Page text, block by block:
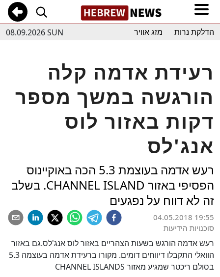
08.09.2026 SUN הדלקת נרות מזג אוויר
רעידת אדמה קלה
הורגשה במשך מספר
דקות באזור לוס
אנג'לס
רעש אדמה בעוצמת 5.3 הכה באוקיינוס
הפסיפי באזור CHANNEL ISLAND. בשלב
זה לא דווח על נפגעים
04.05.2018 19:55
סוכנויות הידיעות
רעש אדמה הורגש בשעות הצהריים באזור לוס אנג'לס.גם באזור
הוואלי התקבלו דיווחים דומים. מקורו ברעידת אדמה בעוצמה 5.3
בסולם ריכטר שמגיע מאזור CHANNEL ISLANDS